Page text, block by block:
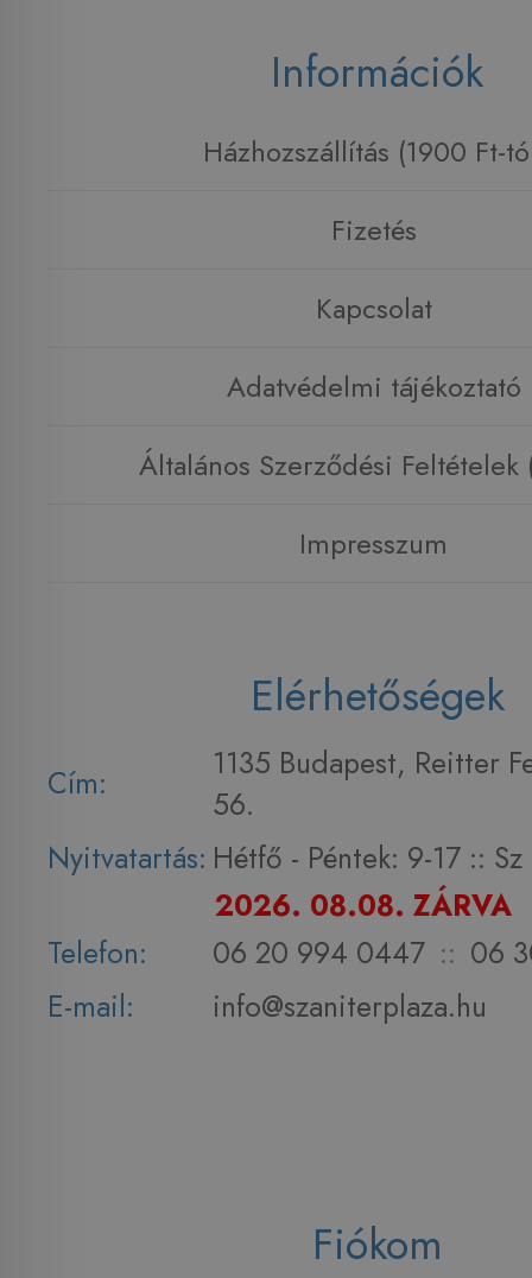
Információk
Házhozszállítás (1900 Ft-
Fizetés
Kapcsolat
Adatvédelmi tájékoztató
Általános Szerződési Feltételek
Impresszum
Elérhetőségek
Cím:
1135 Budapest, Reitter
56.
Nyitvatartás: Hétfő - Péntek: 9-17 :: Sz
2026. 08.08. ZÁRVA
Telefon:
06 20 994 0447 :: 06
E-mail:
info@szaniterplaza.hu
Fiókom